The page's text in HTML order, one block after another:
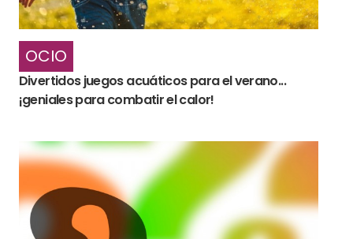
OCIO
Divertidos juegos acuáticos para el verano...
¡geniales para combatir el calor!